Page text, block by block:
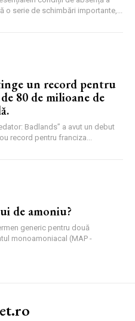
o serie de schimbări importante,...
un record pentru
80 de milioane de
Badlands” a avut un debut
record pentru franciza...
de amoniu?
generic pentru două
monoamoniacal (MAP -